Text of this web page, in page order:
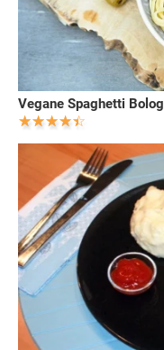
Vegane Spaghetti